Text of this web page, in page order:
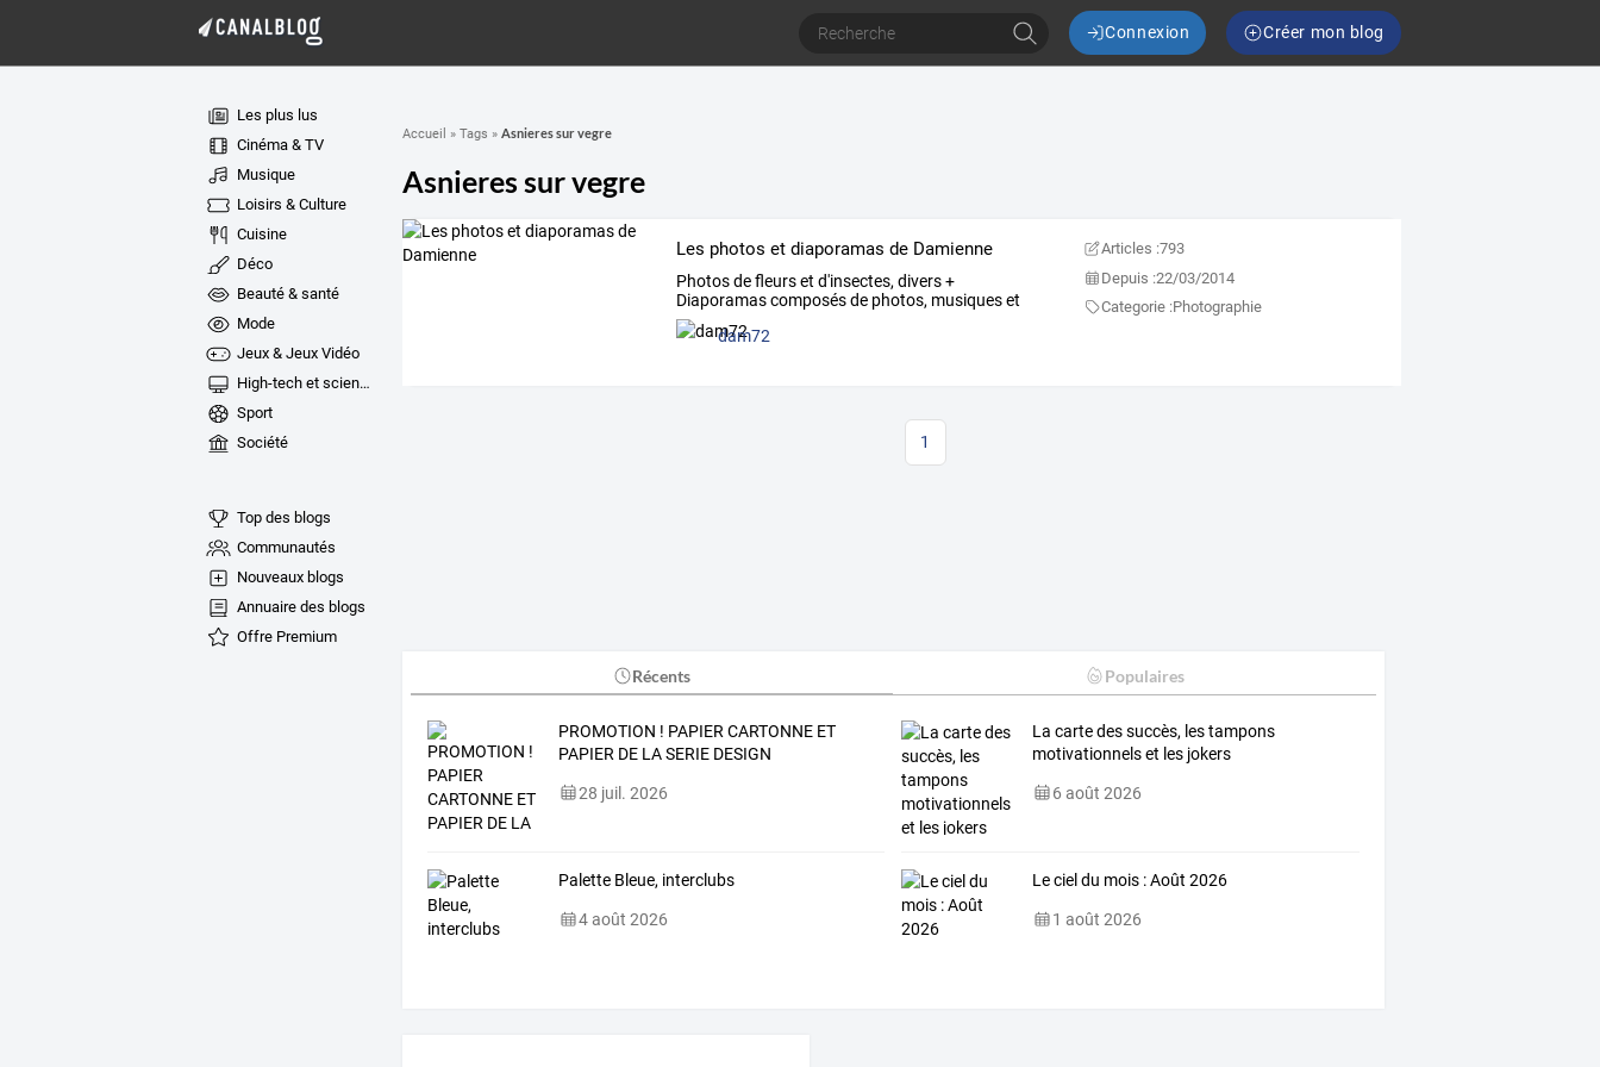
Connexion Créer mon blog
Les plus lus
Cinéma & TV
Musique
Loisirs & Culture
Cuisine
Déco
Beauté & santé
Mode
Jeux & Jeux Vidéo
High-tech et sciences
Sport
Société
Top des blogs
Communautés
Nouveaux blogs
Annuaire des blogs
Offre Premium
Accueil » Tags » Asnieres sur vegre
Asnieres sur vegre
Les photos et diaporamas de Damienne
Photosdefleurset d'insectes, divers+
Diaporamascomposésde photos, musiqueset
parfois
dam72
Articles :793
Depuis :22/03/2014
Categorie :Photographie
1
Récents Populaires
PROMOTION ! PAPIER CARTONNE ET
PAPIER DE LA SERIE DESIGN
28 juil. 2026
La carte des succès, les tampons
motivationnels et les jokers
6 août 2026
Palette Bleue, interclubs
4 août 2026
Le ciel du mois : Août 2026
1 août 2026